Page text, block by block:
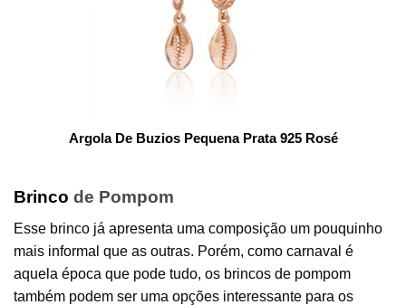
Argola De Buzios Pequena Prata 925 Rosé
Brinco de Pompom
Esse brinco já apresenta uma composição um pouquinho
mais informal que as outras. Porém, como carnaval é
aquela época que pode tudo, os brincos de pompom
também podem ser uma opções interessante para os